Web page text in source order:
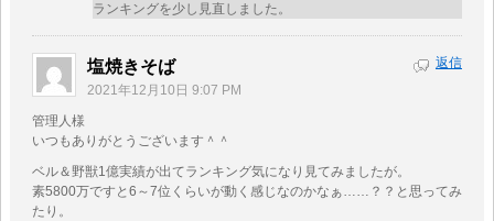
ランキングを少し見直しました。
塩焼きそば
2021年12月10日 9:07 PM
管理人様
いつもありがとうございます＾＾
ベル＆野獣1億実績が出てランキング気になり見てみましたが。
素5800万ですと6～7位くらいが動く感じなのかなぁ……？？と思ってみ
たり。
返信